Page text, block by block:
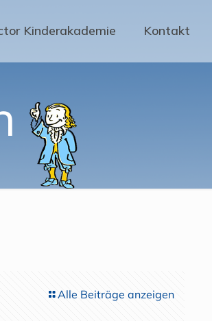
Kinderakademie Kontakt
Alle Beiträge anzeigen